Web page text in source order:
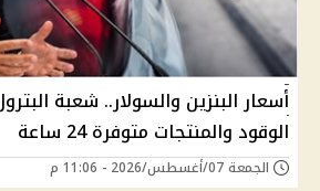
أسعار البنزين والسولار.. شعبة
الوقود والمنتجات متوفرة 24 ساعة
الجمعة 07/أغسطس/2026 - 11:06 م